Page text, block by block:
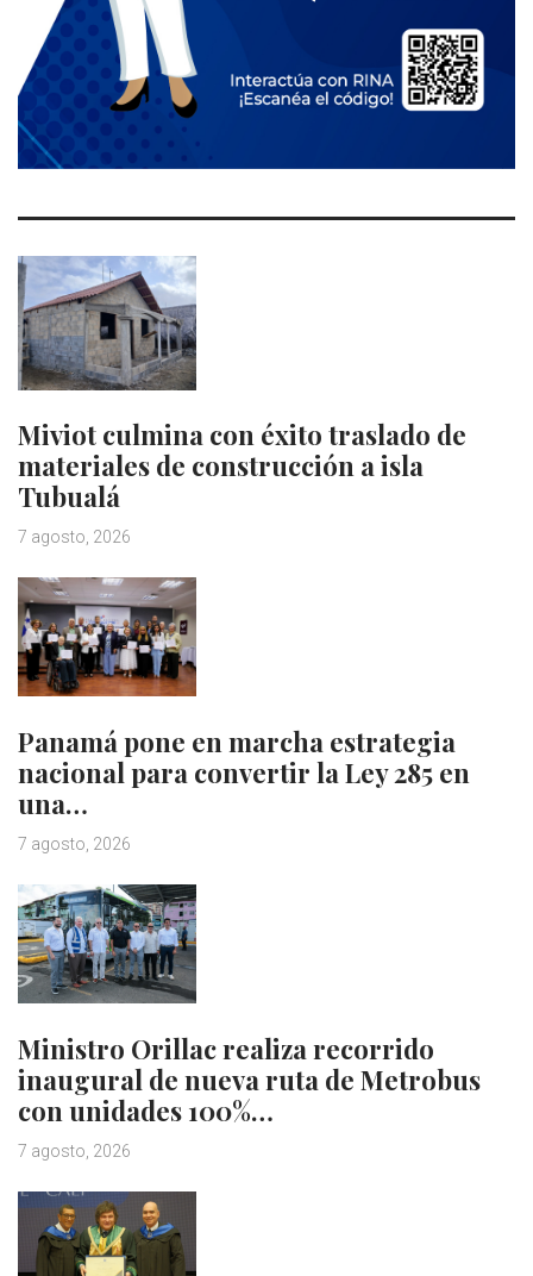
Miviot culmina con éxito traslado de
materiales de construcción a isla
Tubualá
7 agosto, 2026
Panamá pone en marcha estrategia
nacional para convertir la Ley 285 en
una…
7 agosto, 2026
Ministro Orillac realiza recorrido
inaugural de nueva ruta de Metrobus
con unidades 100%…
7 agosto, 2026